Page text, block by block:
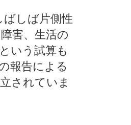
ばしば片側性
害、生活の
いう試算も
報告による
されていま